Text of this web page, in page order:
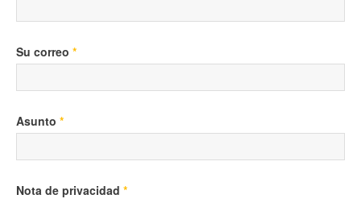
Su correo *
Asunto *
Nota de privacidad *